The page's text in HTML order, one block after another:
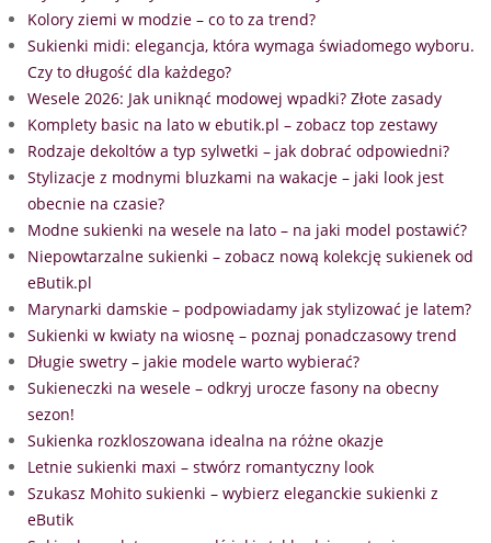
Kolory ziemi w modzie – co to za trend?
Sukienki midi: elegancja, która wymaga świadomego wyboru.
Czy to długość dla każdego?
Wesele 2026: Jak uniknąć modowej wpadki? Złote zasady
Komplety basic na lato w ebutik.pl – zobacz top zestawy
Rodzaje dekoltów a typ sylwetki – jak dobrać odpowiedni?
Stylizacje z modnymi bluzkami na wakacje – jaki look jest
obecnie na czasie?
Modne sukienki na wesele na lato – na jaki model postawić?
Niepowtarzalne sukienki – zobacz nową kolekcję sukienek od
eButik.pl
Marynarki damskie – podpowiadamy jak stylizować je latem?
Sukienki w kwiaty na wiosnę – poznaj ponadczasowy trend
Długie swetry – jakie modele warto wybierać?
Sukieneczki na wesele – odkryj urocze fasony na obecny
sezon!
Sukienka rozkloszowana idealna na różne okazje
Letnie sukienki maxi – stwórz romantyczny look
Szukasz Mohito sukienki – wybierz eleganckie sukienki z
eButik